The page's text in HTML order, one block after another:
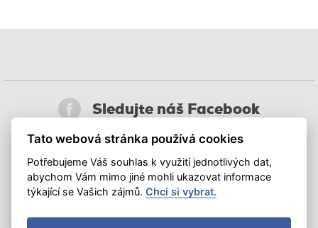
Sledujte náš Facebook
Sledujte nás na síti X
Připojte se na LinkedIn
Tato webová stránka používá cookies
Potřebujeme Váš souhlas k využití jednotlivých dat,
abychom Vám mimo jiné mohli ukazovat informace
týkající se Vašich zájmů.Chci si vybrat.